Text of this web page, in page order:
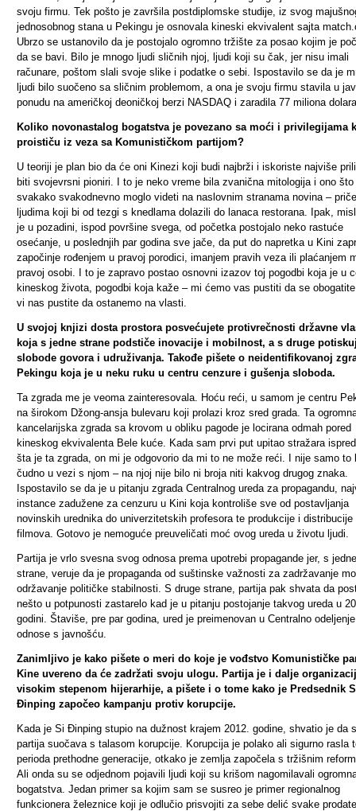
svoju firmu. Tek pošto je završila postdiplomske studije, iz svog
jednosobnog stana u Pekingu je osnovala kineski ekvivalent sajta
Ubrzo se ustanovilo da je postojalo ogromno tržište za posao kojim je
da se bavi. Bilo je mnogo ljudi sličnih njoj, ljudi koji su čak, jer nisu imali
računare, poštom slali svoje slike i podatke o sebi. Ispostavilo se da je
ljudi bilo suočeno sa sličnim problemom, a ona je svoju firmu stavila u
ponudu na američkoj deoničkoj berzi NASDAQ i zaradila 77 miliona
Koliko novonastalog bogatstva je povezano sa moći i privilegijama
proističu iz veza sa Komunističkom partijom?
U teoriji je plan bio da će oni Kinezi koji budi najbrži i iskoriste najviše
biti svojevrsni pioniri. I to je neko vreme bila zvanična mitologija i ono što
svakako svakodnevno moglo videti na naslovnim stranama novina –
ljudima koji bi od tezgi s knedlama dolazili do lanaca restorana. Ipak,
je u pozadini, ispod površine svega, od početka postojalo neko rastuće
osećanje, u poslednjih par godina sve jače, da put do napretka u Kini
započinje rođenjem u pravoj porodici, imanjem pravih veza ili plaćanjem
pravoj osobi. I to je zapravo postao osnovni izazov toj pogodbi koja je u
kineskog života, pogodbi koja kaže – mi ćemo vas pustiti da se
vi nas pustite da ostanemo na vlasti.
U svojoj knjizi dosta prostora posvećujete protivrečnosti državne
koja s jedne strane podstiče inovacije i mobilnost, a s druge
slobode govora i udruživanja. Takođe pišete o neidentifikovanoj
Pekingu koja je u neku ruku u centru cenzure i gušenja sloboda.
Ta zgrada me je veoma zainteresovala. Hoću reći, u samom je centru
na širokom Džong-ansja bulevaru koji prolazi kroz sred grada. Ta
kancelarijska zgrada sa krovom u obliku pagode je locirana odmah pored
kineskog ekvivalenta Bele kuće. Kada sam prvi put upitao stražara
šta je ta zgrada, on mi je odgovorio da mi to ne može reći. I nije samo to
čudno u vezi s njom – na njoj nije bilo ni broja niti kakvog drugog znaka.
Ispostavilo se da je u pitanju zgrada Centralnog ureda za propagandu,
instance zadužene za cenzuru u Kini koja kontroliše sve od postavljanja
novinskih urednika do univerzitetskih profesora te produkcije i distribucije
filmova. Gotovo je nemoguće preuveličati moć ovog ureda u životu ljudi.
Partija je vrlo svesna svog odnosa prema upotrebi propagande jer, s jedne
strane, veruje da je propaganda od suštinske važnosti za zadržavanje
održavanje političke stabilnosti. S druge strane, partija pak shvata da
nešto u potpunosti zastarelo kad je u pitanju postojanje takvog ureda u
godini. Štaviše, pre par godina, ured je preimenovan u Centralno
odnose s javnošću.
Zanimljivo je kako pišete o meri do koje je vođstvo Komunističke
Kine uvereno da će zadržati svoju ulogu. Partija je i dalje
visokim stepenom hijerarhije, a pišete i o tome kako je Predsednik
Đinping započeo kampanju protiv korupcije.
Kada je Si Đinping stupio na dužnost krajem 2012. godine, shvatio je da
partija suočava s talasom korupcije. Korupcija je polako ali sigurno rasla
perioda prethodne generacije, otkako je zemlja započela s tržišnim
Ali onda su se odjednom pojavili ljudi koji su krišom nagomilavali
bogatstva. Jedan primer sa kojim sam se susreo je primer regionalnog
funkcionera železnice koji je odlučio prisvojiti za sebe delić svake prodate